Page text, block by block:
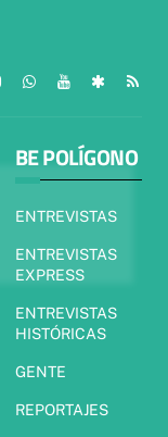
BE POLÍGONO
ENTREVISTAS
ENTREVISTAS
EXPRESS
ENTREVISTAS
HISTÓRICAS
GENTE
REPORTAJES